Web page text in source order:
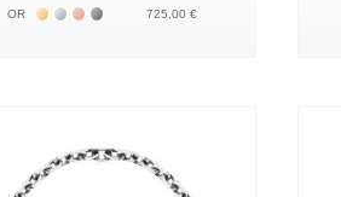
OR Жёлтое золото 18К
Белое золото 18К
Розовое золото 18К
Чёрное золото 18К
725,00 €